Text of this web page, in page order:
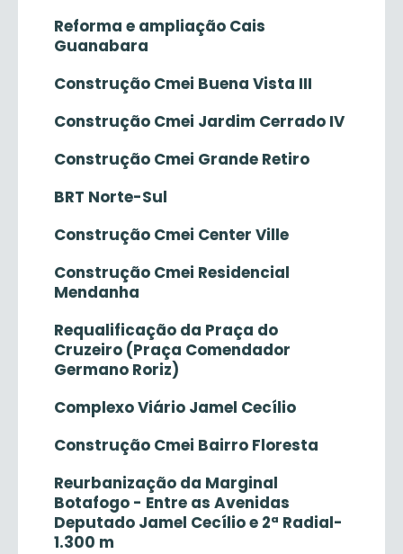
Reforma e ampliação Cais
Guanabara
Construção Cmei Buena Vista III
Construção Cmei Jardim Cerrado IV
Construção Cmei Grande Retiro
BRT Norte-Sul
Construção Cmei Center Ville
Construção Cmei Residencial
Mendanha
Requalificação da Praça do
Cruzeiro (Praça Comendador
Germano Roriz)
Complexo Viário Jamel Cecílio
Construção Cmei Bairro Floresta
Reurbanização da Marginal
Botafogo - Entre as Avenidas
Deputado Jamel Cecílio e 2ª Radial-
1.300 m